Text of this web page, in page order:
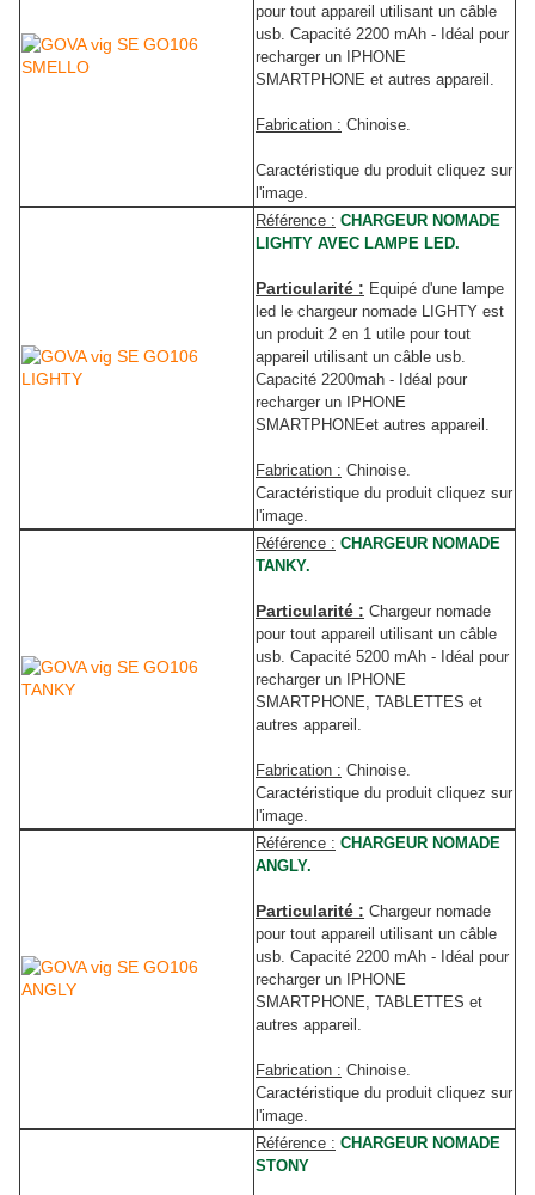
pour tout appareil utilisant un câble
usb. Capacité 2200 mAh - Idéal pour
recharger un IPHONE
SMARTPHONE et autres appareil .
Fabrication : Chinoise.
Caractéristique du produit cliquez sur
l'image.
Référence : CHARGEUR NOMADE
LIGHTY AVEC LAMPE LED.
Particularité : Equipé d'une lampe
led le chargeur nomade LIGHTY est
un produit 2 en 1 utile pour tout
appareil utilisant un câble usb.
Capacité 2200mah - Idéal pour
recharger un IPHONE
SMARTPHONEet autres appareil .
Fabrication : Chinoise.
Caractéristique du produit cliquez sur
l'image.
Référence : CHARGEUR NOMADE
TANKY.
Particularité : Chargeur nomade
pour tout appareil utilisant un câble
usb. Capacité 5200 mAh - Idéal pour
recharger un IPHONE
SMARTPHONE, TABLETTES et
autres appareil .
Fabrication : Chinoise.
Caractéristique du produit cliquez sur
l'image.
Référence : CHARGEUR NOMADE
ANGLY.
Particularité : Chargeur nomade
pour tout appareil utilisant un câble
usb. Capacité 2200 mAh - Idéal pour
recharger un IPHONE
SMARTPHONE, TABLETTES et
autres appareil .
Fabrication : Chinoise.
Caractéristique du produit cliquez sur
l'image.
Référence : CHARGEUR NOMADE
STONY